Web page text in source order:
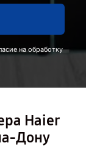
на обработку
Haier
Дону